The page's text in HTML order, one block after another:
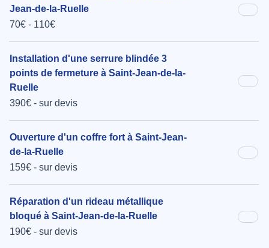
Jean-de-la-Ruelle
70€ - 110€
Installation d'une serrure blindée 3
points de fermeture à Saint-Jean-de-la-
Ruelle
390€ - sur devis
Ouverture d'un coffre fort à Saint-Jean-
de-la-Ruelle
159€ - sur devis
Réparation d'un rideau métallique
bloqué à Saint-Jean-de-la-Ruelle
190€ - sur devis